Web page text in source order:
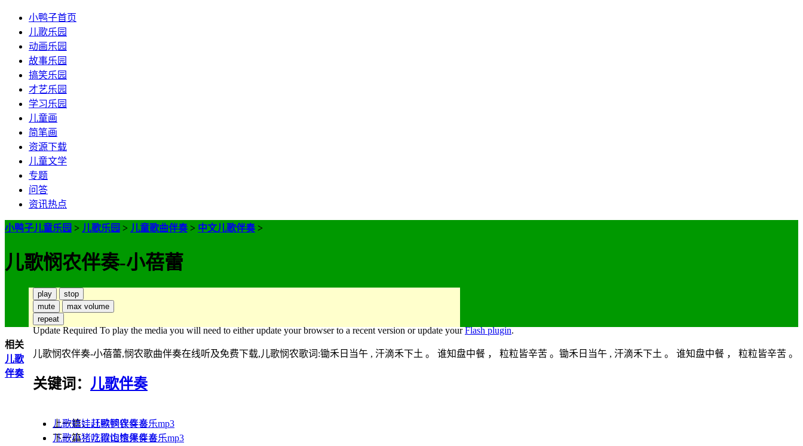
小鸭子首页
儿歌乐园
动画乐园
故事乐园
搞笑乐园
才艺乐园
学习乐园
儿童画
简笔画
资源下载
儿童文学
专题
问答
资讯热点
小鸭子儿童乐园 > 儿歌乐园 > 儿童歌曲伴奏> 中文儿歌伴奏>
儿歌悯农伴奏-小蓓蕾
play
stop
mute
max volume
repeat
Update RequiredTo play the media you will need to either update your browser to a recent version or update yourFlash plugin.
儿歌悯农伴奏-小蓓蕾,悯农歌曲伴奏在线听及免费下载,儿歌悯农歌词:锄禾日当午 , 汗滴禾下土 。 谁知盘中餐 ， 粒粒皆辛苦 。锄禾日当午 , 汗滴禾下土 。 谁知盘中餐 ， 粒粒皆辛苦 。
关键词： 儿歌伴奏
上一篇：儿歌悯农伴奏
下一篇：儿歌山楂果伴奏
相关
儿歌
伴奏
儿歌娃娃赶鸭鸭伴奏音乐mp3
儿歌小猪吃得饱饱伴奏音乐mp3